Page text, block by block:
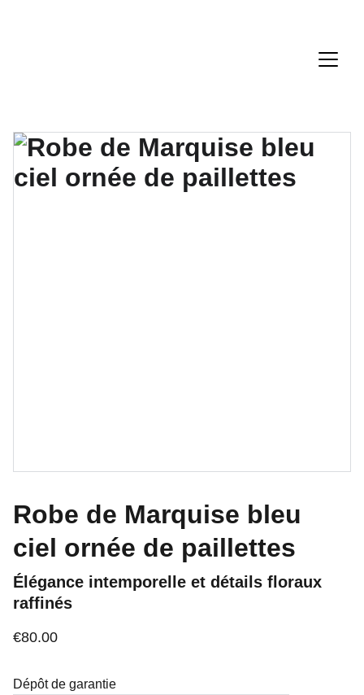
Robe de Marquise bleu
ciel ornée de paillettes
Élégance intemporelle et détails floraux
raffinés
€80.00
Dépôt de garantie